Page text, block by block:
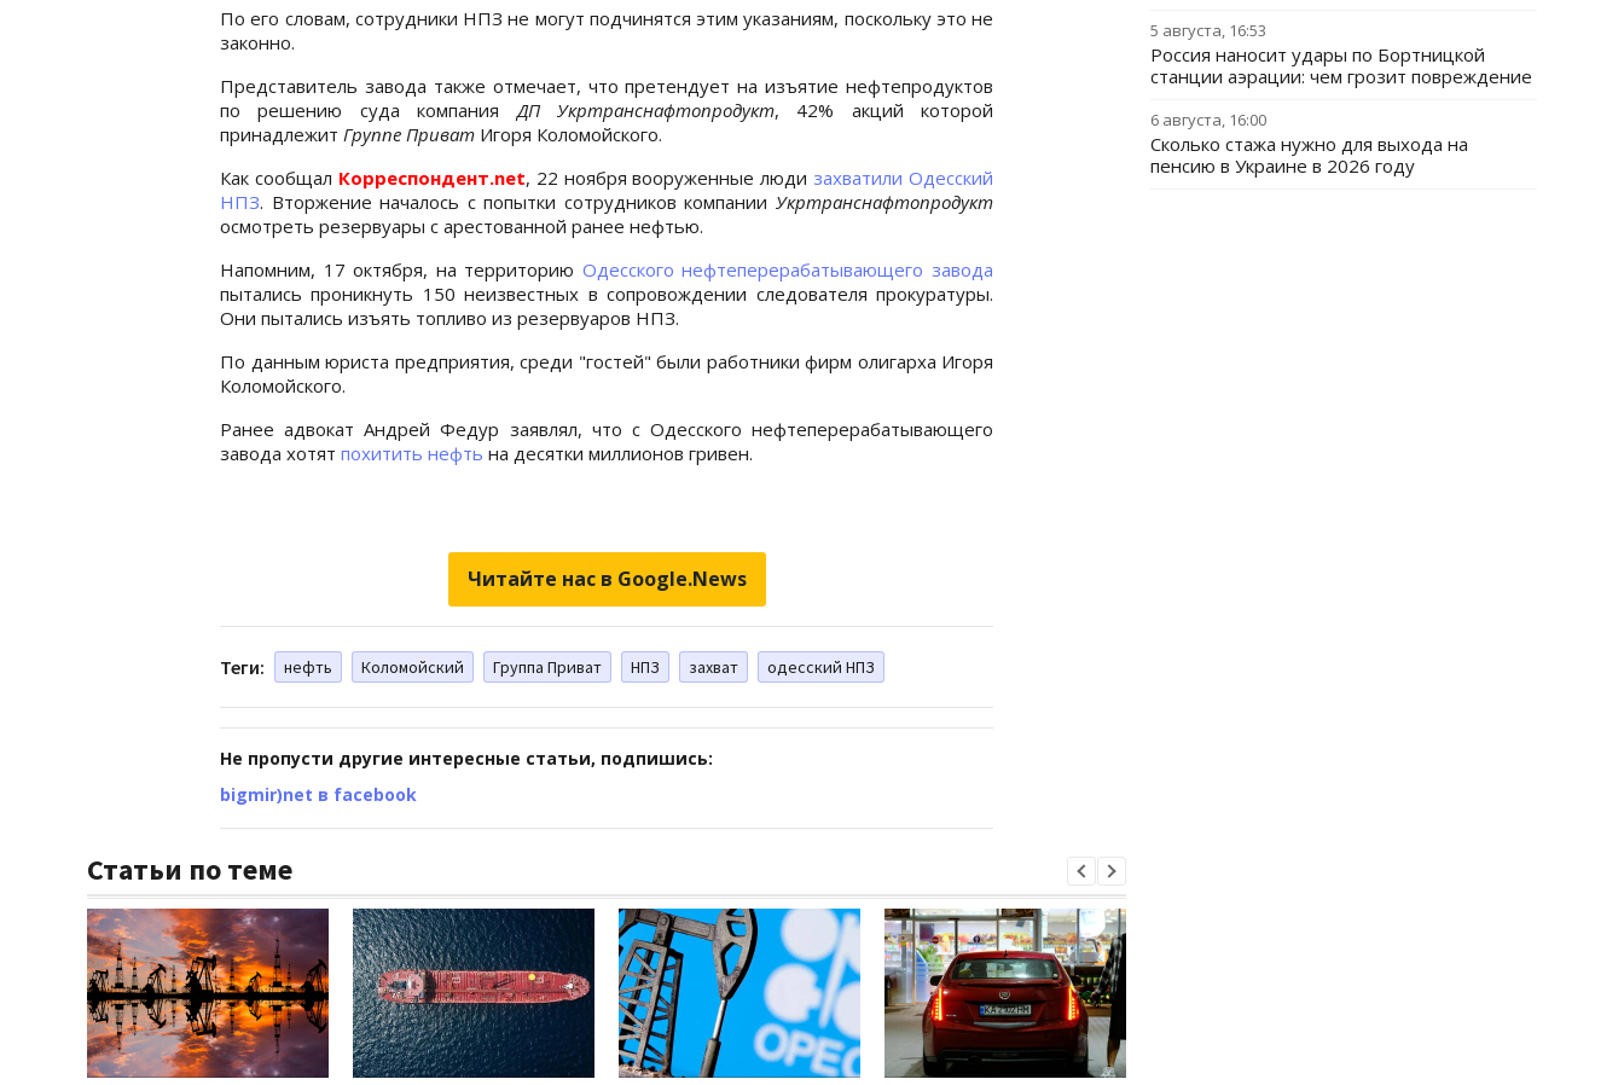
По его словам, сотрудники НПЗ не могут подчинятся этим указаниям, поскольку это не
законно.
Представитель завода также отмечает, что претендует на изъятие нефтепродуктов
по решению суда компания ДП Укртранснафтопродукт, 42% акций которой
принадлежит Группе Приват Игоря Коломойского.
Как сообщал Корреспондент.net, 22 ноября вооруженные люди захватили Одесский
НПЗ. Вторжение началось с попытки сотрудников компании Укртранснафтопродукт
осмотреть резервуары с арестованной ранее нефтью.
Напомним, 17 октября, на территорию Одесского нефтеперерабатывающего завода
пытались проникнуть 150 неизвестных в сопровождении следователя прокуратуры.
Они пытались изъять топливо из резервуаров НПЗ.
По данным юриста предприятия, среди "гостей" были работники фирм олигарха Игоря
Коломойского.
Ранее адвокат Андрей Федур заявлял, что с Одесского нефтеперерабатывающего
завода хотят похитить нефть на десятки миллионов гривен.
Читайте нас в Google.News
Теги: нефть Коломойский Группа Приват НПЗ захват одесский НПЗ
Не пропусти другие интересные статьи, подпишись:
bigmir)net в facebook
Статьи по теме
5 августа, 16:53
Россия наносит удары по Бортницкой
станции аэрации: чем грозит повреждение
6 августа, 16:00
Сколько стажа нужно для выхода на
пенсию в Украине в 2026 году